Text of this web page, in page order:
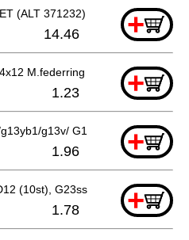
(ALT 371232) +
14.46
M.federring Selbstsichernd
+
1.23
g13v/ G13yd/g13sb2/g15yc/
+
1.96
(10st), G23ss +
1.78